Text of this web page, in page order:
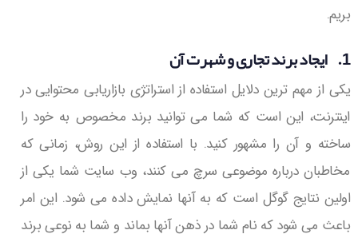
بریم.
1. ایجاد برند تجاری و شهرت آن
یکی از مهم ترین دلایل استفاده از استراتژی بازاریابی محتوایی در
اینترنت، این است که شما می توانید برند مخصوص به خود را
ساخته و آن را مشهور کنید. با استفاده از این روش، زمانی که
مخاطبان درباره موضوعی سرچ می کنند، وب سایت شما یکی از
اولین نتایج گوگل است که به آنها نمایش داده می شود. این امر
باعث می شود که نام شما در ذهن آنها بماند و شما به نوعی برند